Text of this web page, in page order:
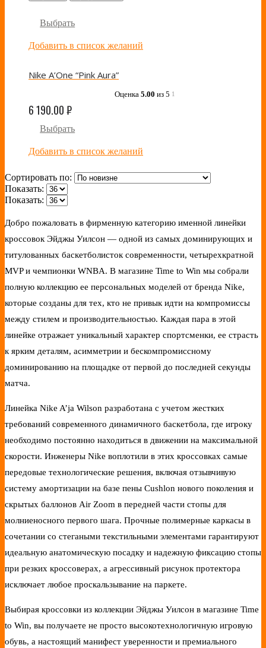
Выбрать
Добавить в список желаний
Nike A’One “Pink Aura”
Оценка 5.00 из 5 1
6 190.00₽
Выбрать
Добавить в список желаний
Сортировать по:
Показать:
Показать:
Добро пожаловать в фирменную категорию именной линейки
кроссовок Эйджы Уилсон — одной из самых доминирующих и
титулованных баскетболисток современности, четырехкратной
MVP и чемпионки WNBA. В магазине Time to Win мы собрали
полную коллекцию ее персональных моделей от бренда Nike,
которые созданы для тех, кто не привык идти на компромиссы
между стилем и производительностью. Каждая пара в этой
линейке отражает уникальный характер спортсменки, ее страсть
к ярким деталям, асимметрии и бескомпромиссному
доминированию на площадке от первой до последней секунды
матча.
Линейка Nike A’ja Wilson разработана с учетом жестких
требований современного динамичного баскетбола, где игроку
необходимо постоянно находиться в движении на максимальной
скорости. Инженеры Nike воплотили в этих кроссовках самые
передовые технологические решения, включая отзывчивую
систему амортизации на базе пены Cushlon нового поколения и
скрытых баллонов Air Zoom в передней части стопы для
молниеносного первого шага. Прочные полимерные каркасы в
сочетании со стегаными текстильными элементами гарантируют
идеальную анатомическую посадку и надежную фиксацию стопы
при резких кроссоверах, а агрессивный рисунок протектора
исключает любое проскальзывание на паркете.
Выбирая кроссовки из коллекции Эйджы Уилсон в магазине Time
to Win, вы получаете не просто высокотехнологичную игровую
обувь, а настоящий манифест уверенности и премиального